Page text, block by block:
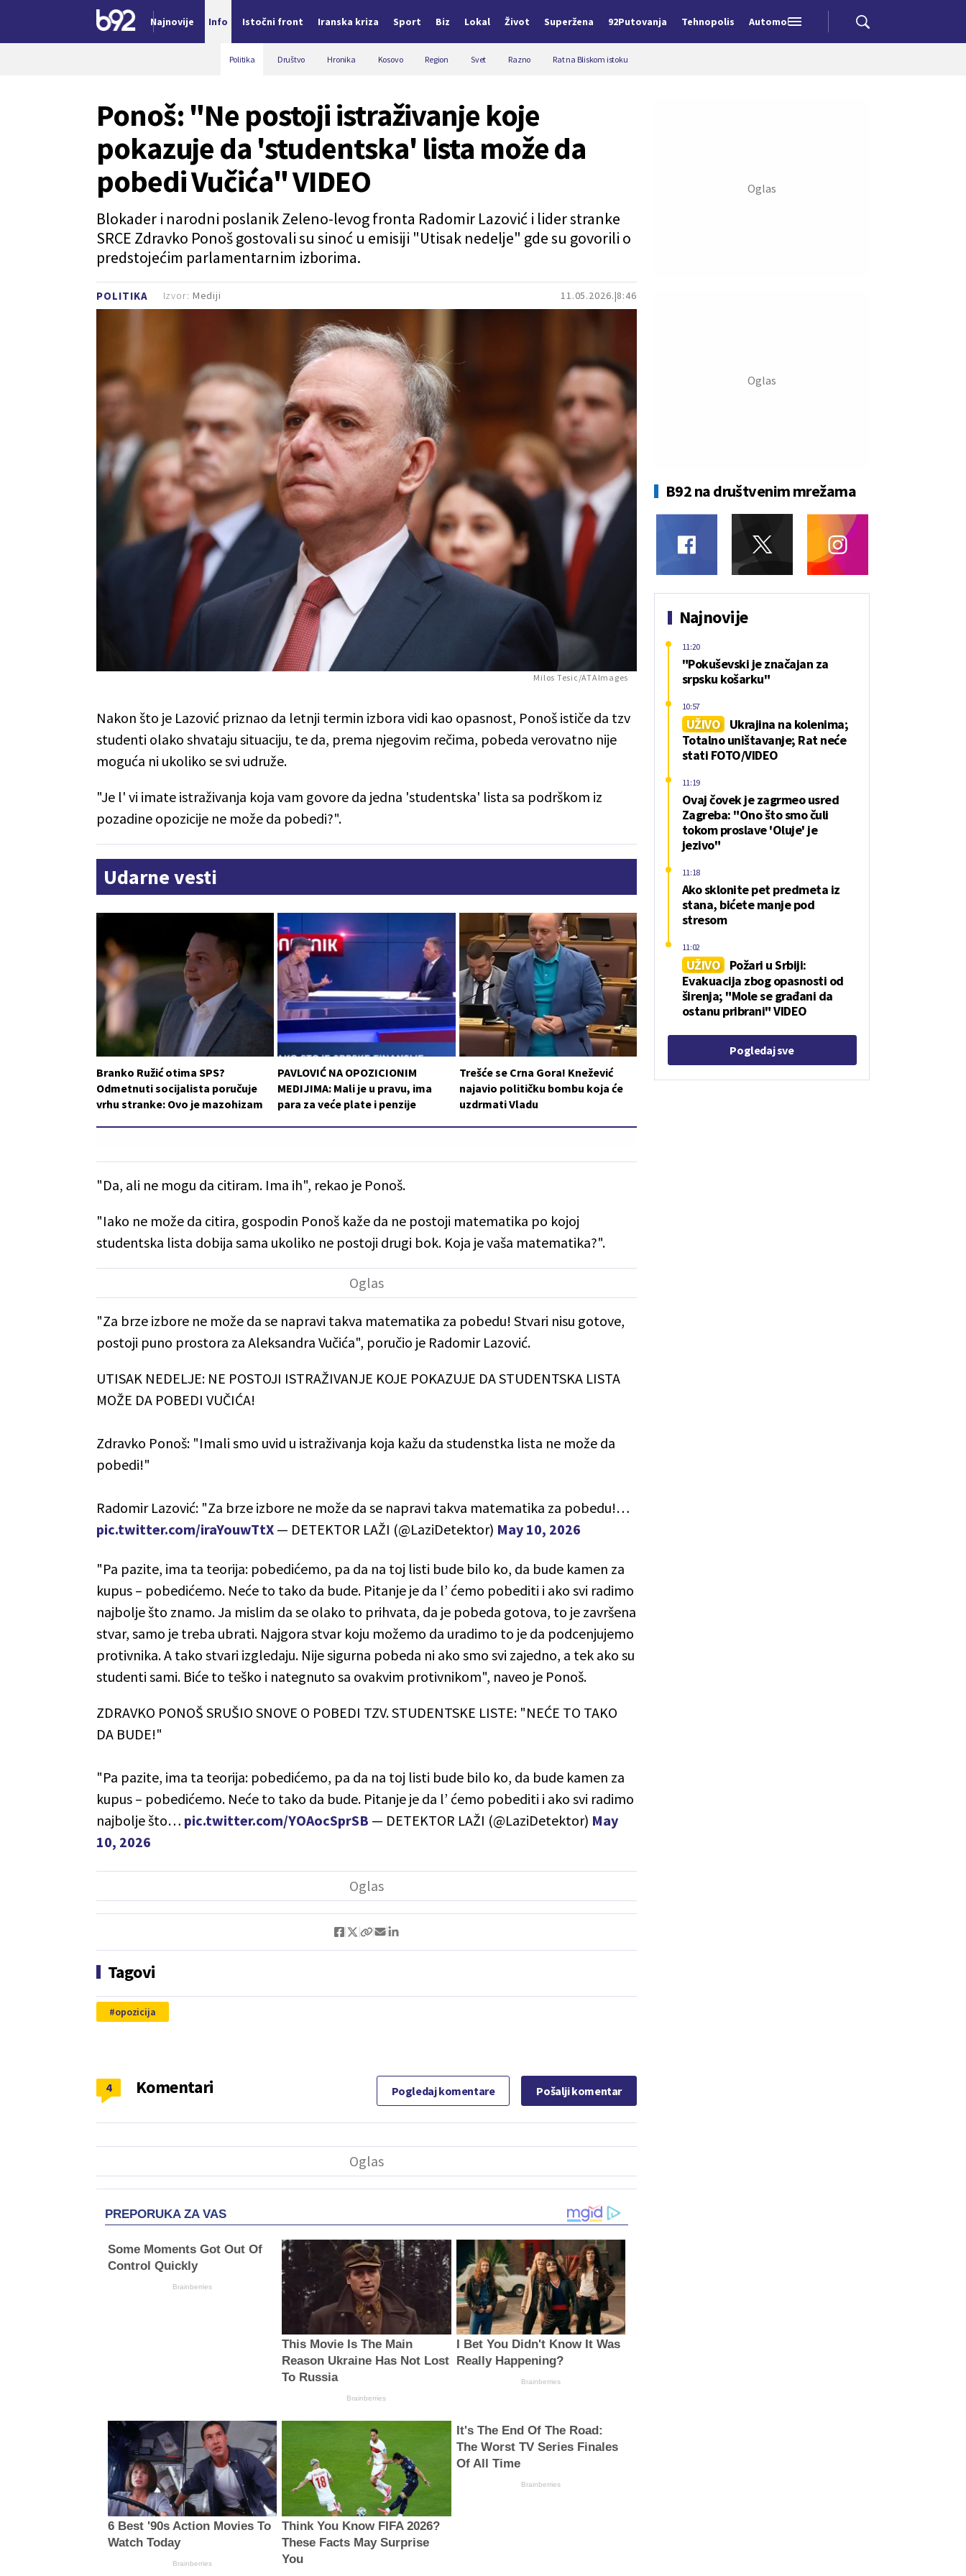
Najnovije Info Istočni front Iranska kriza Sport Biz Lokal Život Superžena 92Putovanja Tehnopolis Automobili
Politika Društvo Hronika Kosovo Region Svet Razno Rat na Bliskom istoku
POLITIKA 11.05.2026. 8:46
Ponoš: "Ne postoji istraživanje koje
pokazuje da 'studentska' lista može da
pobedi Vučića" VIDEO
Blokader i narodni poslanik Zeleno-levog fronta Radomir Lazović i lider stranke
SRCE Zdravko Ponoš gostovali su sinoć u emisiji "Utisak nedelje" gde su govorili o
predstojećim parlamentarnim izborima.
Izvor: Mediji
Milos Tesic/ATAImages
Nakon što je Lazović priznao da letnji termin izbora vidi kao opasnost, Ponoš ističe da tzv
studenti olako shvataju situaciju, te da, prema njegovim rečima, pobeda verovatno nije
moguća ni ukoliko se svi udruže.
"Je l' vi imate istraživanja koja vam govore da jedna 'studentska' lista sa podrškom iz
pozadine opozicije ne može da pobedi?".
Udarne vesti
Branko Ružić otima SPS?
Odmetnuti socijalista poručuje
vrhu stranke: Ovo je mazohizam
PAVLOVIĆ NA OPOZICIONIM
MEDIJIMA: Mali je u pravu, ima
para za veće plate i penzije
Trešće se Crna Gora! Knežević
najavio političku bombu koja će
uzdrmati Vladu
"Da, ali ne mogu da citiram. Ima ih", rekao je Ponoš.
"Iako ne može da citira, gospodin Ponoš kaže da ne postoji matematika po kojoj
studentska lista dobija sama ukoliko ne postoji drugi bok. Koja je vaša matematika?".
"Za brze izbore ne može da se napravi takva matematika za pobedu! Stvari nisu gotove,
postoji puno prostora za Aleksandra Vučića", poručio je Radomir Lazović.
UTISAK NEDELJE: NE POSTOJI ISTRAŽIVANJE KOJE POKAZUJE DA STUDENTSKA LISTA
MOŽE DA POBEDI VUČIĆA!
Zdravko Ponoš: "Imali smo uvid u istraživanja koja kažu da studenstka lista ne može da
pobedi!"
Radomir Lazović: "Za brze izbore ne može da se napravi takva matematika za pobedu!…
pic.twitter.com/iraYouwTtX — DETEKTOR LAŽI (@LaziDetektor) May 10, 2026
"Pa pazite, ima ta teorija: pobedićemo, pa da na toj listi bude bilo ko, da bude kamen za
kupus – pobedićemo. Neće to tako da bude. Pitanje je da l’ ćemo pobediti i ako svi radimo
najbolje što znamo. Ja mislim da se olako to prihvata, da je pobeda gotova, to je završena
stvar, samo je treba ubrati. Najgora stvar koju možemo da uradimo to je da podcenjujemo
protivnika. A tako stvari izgledaju. Nije sigurna pobeda ni ako smo svi zajedno, a tek ako su
studenti sami. Biće to teško i nategnuto sa ovakvim protivnikom", naveo je Ponoš.
ZDRAVKO PONOŠ SRUŠIO SNOVE O POBEDI TZV. STUDENTSKE LISTE: "NEĆE TO TAKO
DA BUDE!"
"Pa pazite, ima ta teorija: pobedićemo, pa da na toj listi bude bilo ko, da bude kamen za
kupus – pobedićemo. Neće to tako da bude. Pitanje je da l’ ćemo pobediti i ako svi radimo
najbolje što… pic.twitter.com/YOAocSprSB — DETEKTOR LAŽI (@LaziDetektor) May
10, 2026
Tagovi
opozicija
Komentari
4 Pogledaj komentare Pošalji komentar
PREPORUKA ZA VAS
Some Moments Got Out Of
Control Quickly
Brainberries
This Movie Is The Main
Reason Ukraine Has Not Lost
To Russia
Brainberries
I Bet You Didn't Know It Was
Really Happening?
Brainberries
6 Best '90s Action Movies To
Watch Today
Brainberries
Think You Know FIFA 2026?
These Facts May Surprise
You
It's The End Of The Road:
The Worst TV Series Finales
Of All Time
Brainberries
B92 na društvenim mrežama
Najnovije
"Pokuševski je značajan za
srpsku košarku"
11:20
UŽIVO
Ukrajina na kolenima;
Totalno uništavanje; Rat neće
stati FOTO/VIDEO
10:57
Ovaj čovek je zagrmeo usred
Zagreba: "Ono što smo čuli
tokom proslave 'Oluje' je
jezivo"
11:19
Ako sklonite pet predmeta iz
stana, bićete manje pod
stresom
11:18
UŽIVO
Požari u Srbiji:
Evakuacija zbog opasnosti od
širenja; "Mole se građani da
ostanu pribrani" VIDEO
11:02
Pogledaj sve